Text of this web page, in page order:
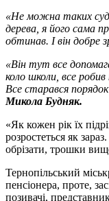
«Не можна таких
дерева, я його сама
обтинав. І він добре
«Він тут все
коло школи, все
Все старався
Микола Будняк.
«Як кожен рік їх
розростеться як
обрізати, трошки
Тернопільський
пенсіонера, проте,
позивачі,